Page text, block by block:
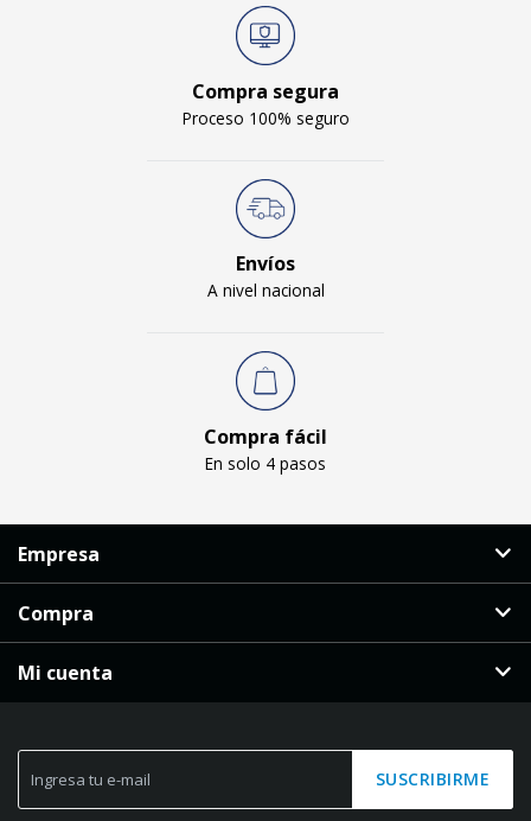
Compra segura
Proceso 100% seguro
Envíos
A nivel nacional
Compra fácil
En solo 4 pasos
SUSCRIBIRME
Empresa
Compra
Mi cuenta